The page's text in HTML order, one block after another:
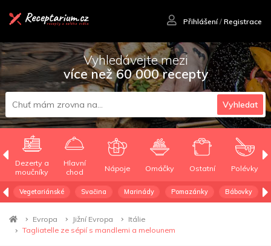
Přihlášení/ Registrace
Vyhledávejte mezi
více než 60 000 recepty
Vyhledat
Dezerty a
moučníky
Hlavní
chod
Nápoje Omáčky Ostatní Polévky
Vegetariánské Svačina Marinády Pomazánky Bábovky
Evropa Jižní Evropa
Itálie
Tagliatelle ze sépií s mandlemi a melounem